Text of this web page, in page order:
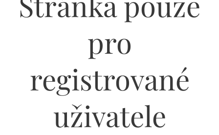
pro
registrované
uživatele